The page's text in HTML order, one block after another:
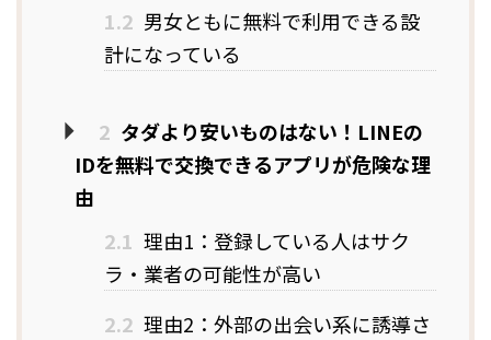
1.2 男女ともに無料で利用できる設
計になっている
2 タダより安いものはない！LINEの
IDを無料で交換できるアプリが危険な理
由
2.1 理由1：登録している人はサク
ラ・業者の可能性が高い
2.2 理由2：外部の出会い系に誘導さ